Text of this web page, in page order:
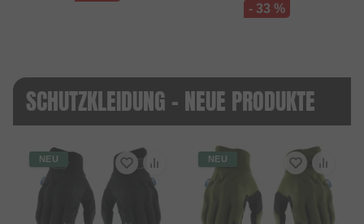
- 33 %
SCHUTZKLEIDUNG - NEUE PRODUKTE
NEU NEU